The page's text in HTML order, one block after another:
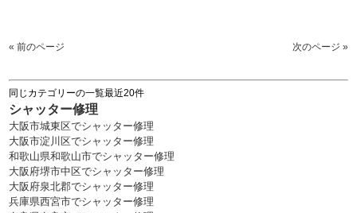
« 前のページ 次のページ »
同じカテゴリーの一覧最近20件
シャッター修理
大阪市城東区でシャッター修理
大阪市淀川区でシャッター修理
和歌山県和歌山市でシャッター修理
大阪府堺市中区でシャッター修理
大阪府泉北郡でシャッター修理
兵庫県西宮市でシャッター修理